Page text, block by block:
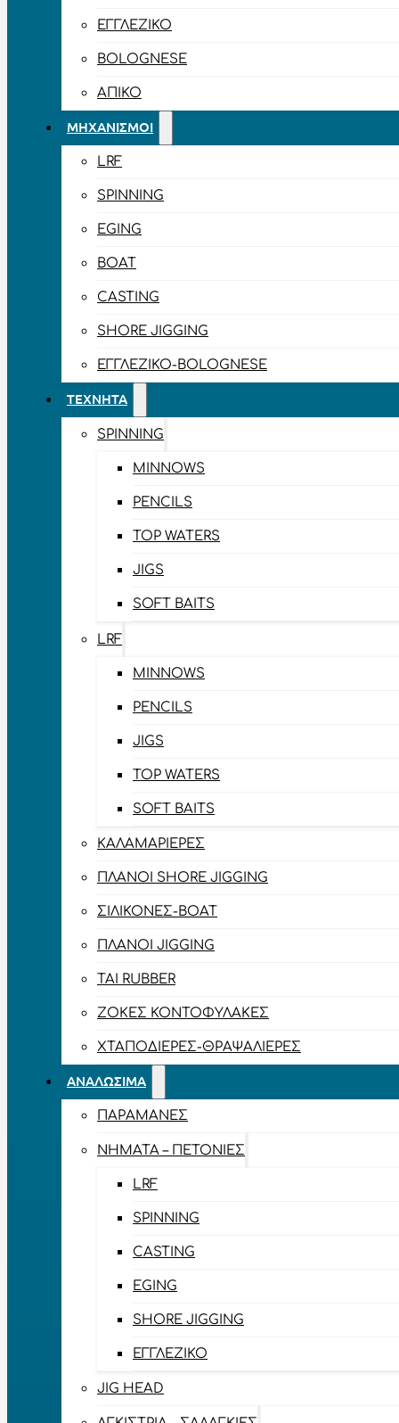
ΕΓΓΛΈΖΙΚΟ
BOLOGNESE
ΑΠΊΚΟ
ΜΗΧΑΝΙΣΜΟΊ
LRF
SPINNING
EGING
BOAT
CASTING
SHORE JIGGING
ΕΓΓΛΈΖΙΚΟ-BOLOGNESE
ΤΕΧΝΗΤΆ
SPINNING
MINNOWS
PENCILS
TOP WATERS
JIGS
SOFT BAITS
LRF
MINNOWS
PENCILS
JIGS
TOP WATERS
SOFT BAITS
ΚΑΛΑΜΑΡΙΈΡΕΣ
ΠΛΆΝΟΙ SHORE JIGGING
ΣΙΛΙΚΌΝΕΣ-BOAT
ΠΛΆΝΟΙ JIGGING
TAI RUBBER
ΖΌΚΕΣ ΚΟΝΤΟΦΎΛΑΚΕΣ
ΧΤΑΠΟΔΙΈΡΕΣ-ΘΡΑΨΑΛΙΈΡΕΣ
ΑΝΑΛΏΣΙΜΑ
ΠΑΡΑΜΆΝΕΣ
ΝΉΜΑΤΑ – ΠΕΤΟΝΙΈΣ
LRF
SPINNING
CASTING
EGING
SHORE JIGGING
ΕΓΓΛΈΖΙΚΟ
JIG HEAD